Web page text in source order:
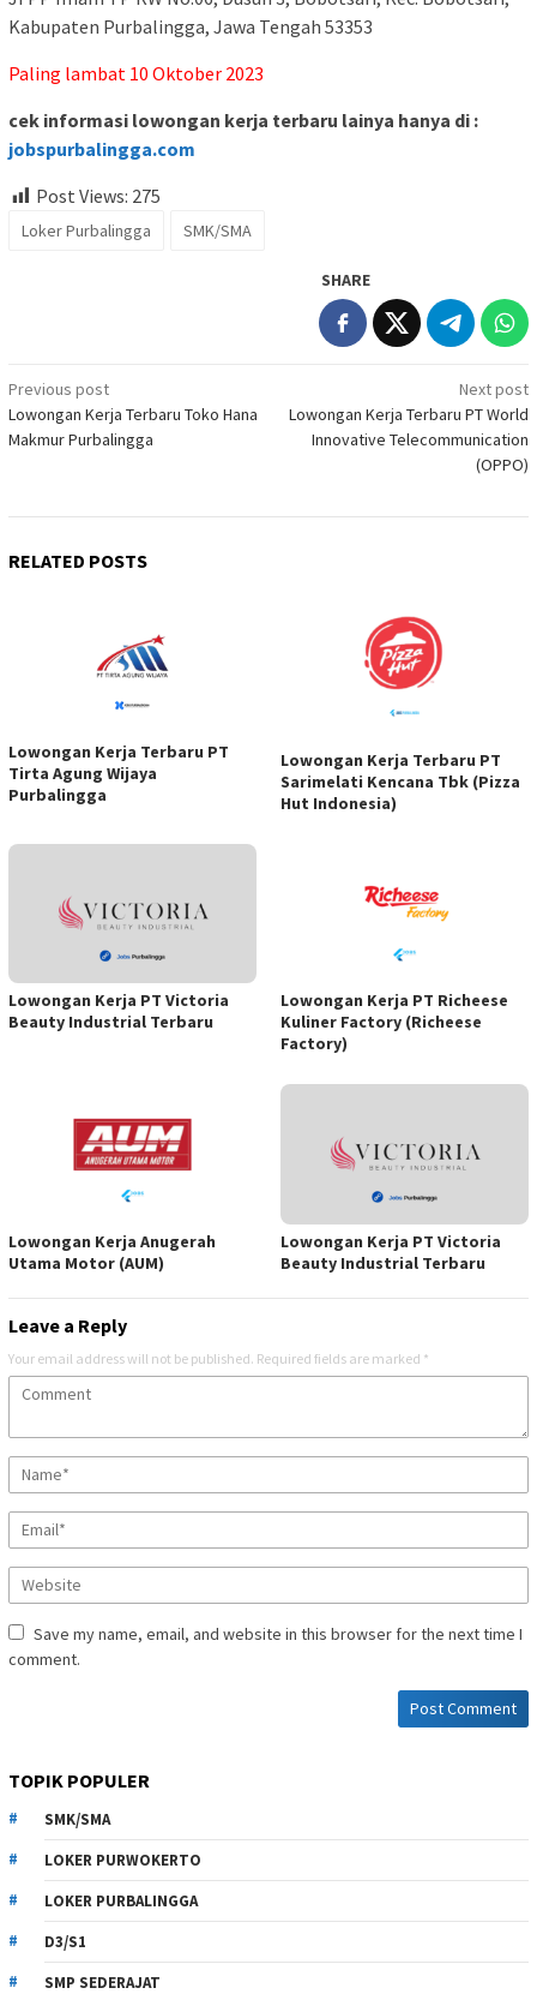
Kabupaten Purbalingga, Jawa Tengah 53353
Paling lambat 10 Oktober 2023
cek informasi lowongan kerja terbaru lainya hanya di :
jobspurbalingga.com
Post Views: 275
Loker Purbalingga SMK/SMA
SHARE
Post
navigation
Previous post
Lowongan Kerja Terbaru Toko Hana
Makmur Purbalingga
Next post
Lowongan Kerja Terbaru PT World
Innovative Telecommunication
(OPPO)
RELATED POSTS
Lowongan Kerja Terbaru PT
Tirta Agung Wijaya
Purbalingga
Lowongan Kerja Terbaru PT
Sarimelati Kencana Tbk (Pizza
Hut Indonesia)
Lowongan Kerja PT Victoria
Beauty Industrial Terbaru
Lowongan Kerja PT Richeese
Kuliner Factory (Richeese
Factory)
Lowongan Kerja Anugerah
Utama Motor (AUM)
Lowongan Kerja PT Victoria
Beauty Industrial Terbaru
Leave a Reply
Your email address will not be published. Required fields are marked *
Save my name, email, and website in this browser for the next time I
comment.
TOPIK POPULER
SMK/SMA
LOKER PURWOKERTO
LOKER PURBALINGGA
D3/S1
SMP SEDERAJAT